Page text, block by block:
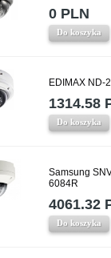
0 PLN
Do koszyka
EDIMAX ND-
1314.58
Do koszyka
Samsung
6084R
4061.32
Do koszyka